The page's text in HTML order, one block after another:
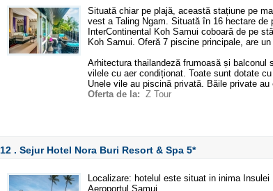
Situată chiar pe plajă, această stațiune pe
vest a Taling Ngam. Situată în 16 hectare
InterContinental Koh Samui coboară de pe
Koh Samui. Oferă 7 piscine principale, are
Arhitectura thailandeză frumoasă și
vilele cu aer condiționat. Toate sunt dotate
Unele vile au piscină privată. Băile private au
Oferta de la: Z Tour
12 . Sejur Hotel Nora Buri Resort & Spa 5*
Localizare: hotelul este situat in inima
Aeroportul Samui.